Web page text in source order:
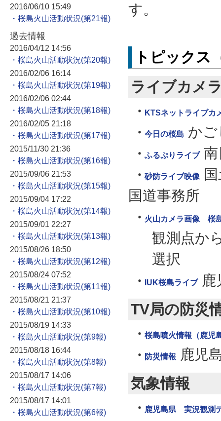
2016/06/10 15:49
・桜島火山活動状況
過去情報
2016/04/12 14:56
・桜島火山活動状況
2016/02/06 16:14
・桜島火山活動状況
2016/02/06 02:44
・桜島火山活動状況
2016/02/05 21:18
・桜島火山活動状況
2015/11/30 21:36
・桜島火山活動状況
2015/09/06 21:53
・桜島火山活動状況
2015/09/04 17:22
・桜島火山活動状況
2015/09/01 22:27
・桜島火山活動状況
2015/08/26 18:50
・桜島火山活動状況
2015/08/24 07:52
・桜島火山活動状況
2015/08/21 21:37
・桜島火山活動状況
2015/08/19 14:33
・桜島火山活動状況
2015/08/18 16:44
・桜島火山活動状況
2015/08/17 14:06
・桜島火山活動状況
2015/08/17 14:01
・桜島火山活動状況
す。
トピックス
ライブカメ
KTSネットライブカ
今日の桜島 か
ふるぷりライブ
砂防ライブ映像
国道事務所
火山カメラ画像 桜
観測点か
選択
IUK桜島ライブ 鹿
TV局の防災
桜島噴火情報（鹿児
防災情報 鹿児
気象情報
鹿児島県 実況観測